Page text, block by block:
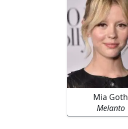
Mia Goth
Melanto